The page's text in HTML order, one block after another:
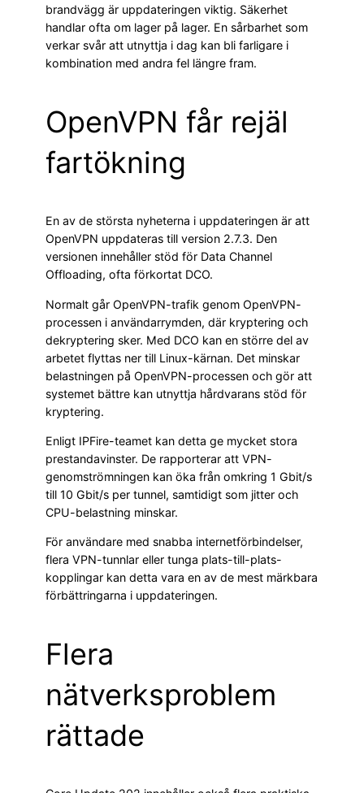
brandvägg är uppdateringen viktig. Säkerhet
handlar ofta om lager på lager. En sårbarhet som
verkar svår att utnyttja i dag kan bli farligare i
kombination med andra fel längre fram.
OpenVPN får rejäl
fartökning
En av de största nyheterna i uppdateringen är att
OpenVPN uppdateras till version 2.7.3. Den
versionen innehåller stöd för Data Channel
Offloading, ofta förkortat DCO.
Normalt går OpenVPN-trafik genom OpenVPN-
processen i användarrymden, där kryptering och
dekryptering sker. Med DCO kan en större del av
arbetet flyttas ner till Linux-kärnan. Det minskar
belastningen på OpenVPN-processen och gör att
systemet bättre kan utnyttja hårdvarans stöd för
kryptering.
Enligt IPFire-teamet kan detta ge mycket stora
prestandavinster. De rapporterar att VPN-
genomströmningen kan öka från omkring 1 Gbit/s
till 10 Gbit/s per tunnel, samtidigt som jitter och
CPU-belastning minskar.
För användare med snabba internetförbindelser,
flera VPN-tunnlar eller tunga plats-till-plats-
kopplingar kan detta vara en av de mest märkbara
förbättringarna i uppdateringen.
Flera
nätverksproblem
rättade